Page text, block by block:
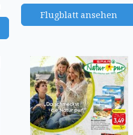
Flugblatt ansehen